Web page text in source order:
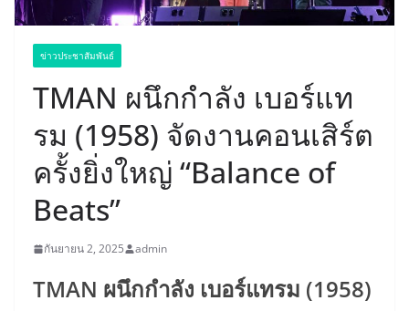
ข่าวประชาสัมพันธ์
TMAN ผนึกกำลัง เบอร์แท
รม (1958) จัดงานคอนเสิร์ต
ครั้งยิ่งใหญ่ “Balance of
Beats”
กันยายน 2, 2025 admin
TMAN ผนึกกำลัง เบอร์แทรม (1958)